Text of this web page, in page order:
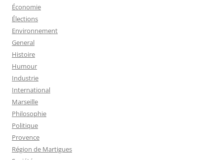
Économie
Élections
Environnement
General
Histoire
Humour
Industrie
International
Marseille
Philosophie
Politique
Provence
Région de Martigues